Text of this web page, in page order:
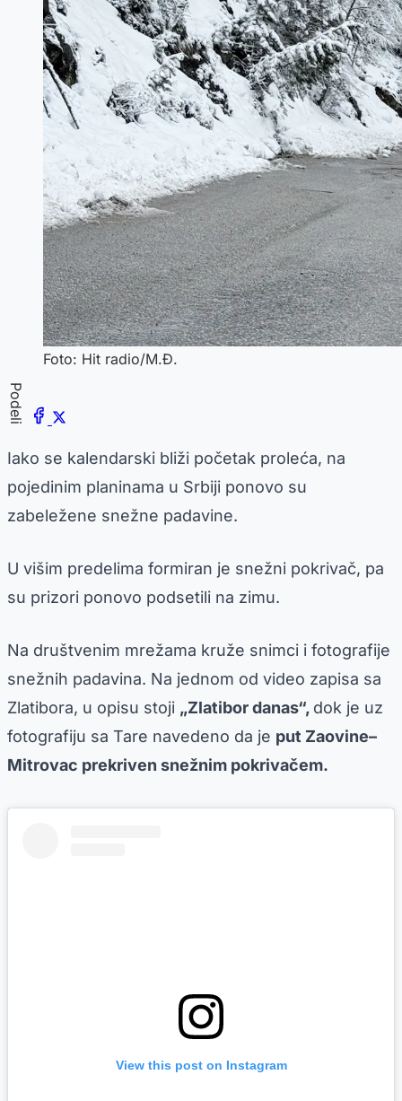
Foto: Hit radio/M.Đ.
Podeli
Iako se kalendarski bliži početak proleća, na
pojedinim planinama u Srbiji ponovo su
zabeležene snežne padavine.
U višim predelima formiran je snežni pokrivač, pa
su prizori ponovo podsetili na zimu.
Na društvenim mrežama kruže snimci i fotografije
snežnih padavina. Na jednom od video zapisa sa
Zlatibora, u opisu stoji „Zlatibor danas“, dok je uz
fotografiju sa Tare navedeno da je put Zaovine–
Mitrovac prekriven snežnim pokrivačem.
View this post on Instagram